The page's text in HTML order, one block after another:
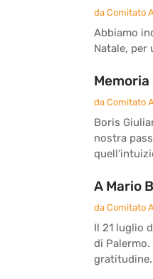
da Comitato
Abbiamo
Natale, per
da Comitato
Boris
nostra
A Mario
da Comitato
Il 21 luglio
di
gratitudine.